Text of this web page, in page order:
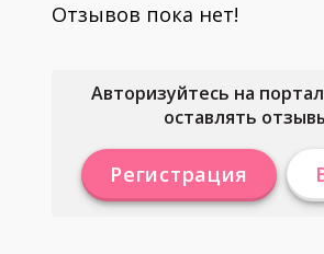
Отзывов пока нет!
Авторизуйтесь на
оставлять
Регистрация